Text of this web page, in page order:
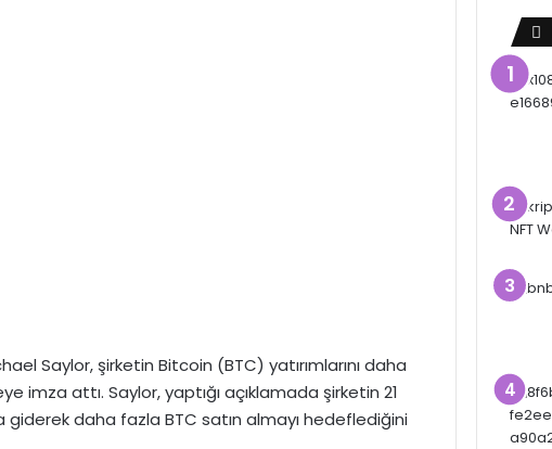
Saylor, şirketin Bitcoin (BTC) yatırımlarını daha
imza attı. Saylor, yaptığı açıklamada şirketin 21
giderek daha fazla BTC satın almayı hedeflediğini